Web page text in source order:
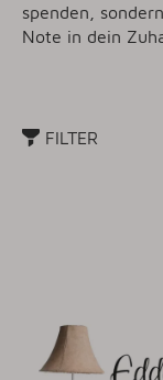
spenden,
Note in dein
FILTER